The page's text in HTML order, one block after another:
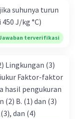
suhunya turun
J/kg °C)
terverifikasi
Lingkungan (3)
Faktor-faktor
hasil pengukuran
(3) E. (1), (2),(3), dan (4)